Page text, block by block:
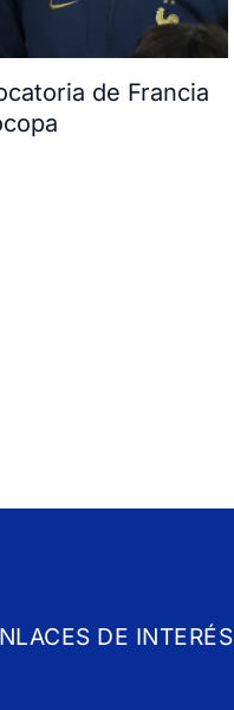
de Francia
DE INTERÉS